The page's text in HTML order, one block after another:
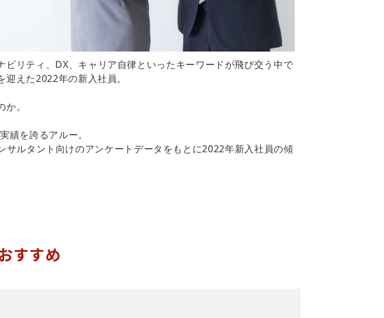
リティ、DX、キャリア自律といったキーワードが飛び交う中で
えた2022年の新入社員。
。
績を誇るアルー。
ルタント向けのアンケートデータをもとに2022年新入社員の傾
すすめ